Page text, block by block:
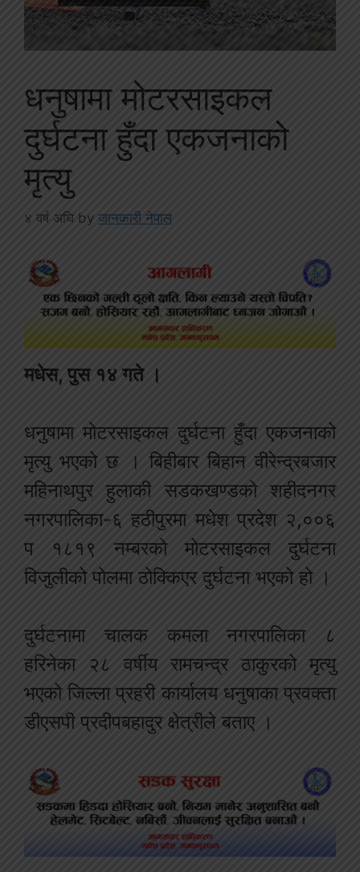
धनुषामा मोटरसाइकल
दुर्घटना हुँदा एकजनाको
मृत्यु
४ वर्ष अघि by जानकारी नेपाल
मधेस, पुस १४ गते ।
धनुषामा मोटरसाइकल दुर्घटना हुँदा एकजनाको
मृत्यु भएको छ । बिहीबार बिहान वीरेन्द्रबजार
महिनाथपुर हुलाकी सडकखण्डको शहीदनगर
नगरपालिका-६ हठीपुरमा मधेश प्रदेश २,००६
प १८१९ नम्बरको मोटरसाइकल दुर्घटना
विजुलीको पोलमा ठोक्किएर दुर्घटना भएको हो ।
दुर्घटनामा चालक कमला नगरपालिका ८
हरिनेका २८ वर्षीय रामचन्द्र ठाकुरको मृत्यु
भएको जिल्ला प्रहरी कार्यालय धनुषाका प्रवक्ता
डीएसपी प्रदीपबहादुर क्षेत्रीले बताए ।